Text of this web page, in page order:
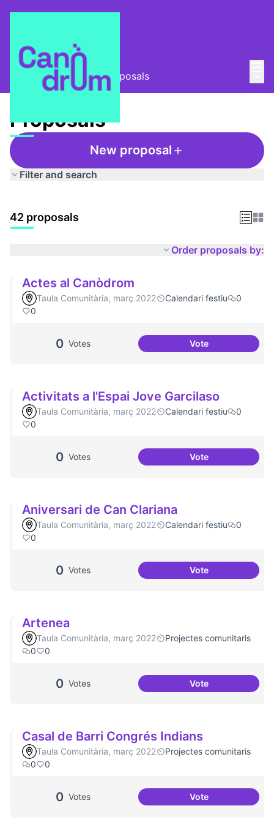
Taula Comunitària / Proposals
Proposals
New proposal
Filter and search
42 proposals
Order proposals by:
Actes al Canòdrom
Taula Comunitària, març 2022 Calendari festiu
0
0
0 Votes VoteActes al
Activitats a l'Espai Jove Garcilaso
Taula Comunitària, març 2022 Calendari festiu
0
0
0 Votes VoteActivitats a
Aniversari de Can Clariana
Taula Comunitària, març 2022 Calendari festiu
0
0
0 Votes VoteAniversari de Can
Artenea
Taula Comunitària, març 2022
Projectes comunitaris
0
0
0 Votes VoteArtenea
Casal de Barri Congrés Indians
Taula Comunitària, març 2022
Projectes comunitaris
0
0
0 Votes VoteCasal de Barri